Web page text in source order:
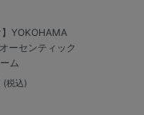
】YOKOHAMA
ーセンティック
ム
(税込)